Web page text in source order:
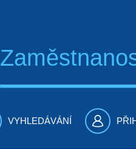
VYHLEDÁVÁNÍ